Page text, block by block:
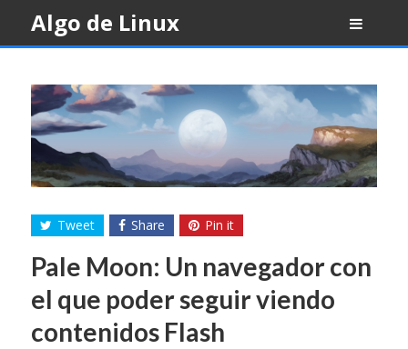
content
Algo de Linux
Tweet Share Pin it
Pale Moon: Un navegador con
el que poder seguir viendo
contenidos Flash